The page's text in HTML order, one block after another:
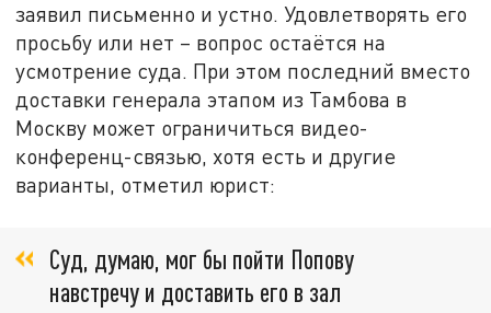
заявил письменно и устно. Удовлетворять его
просьбу или нет – вопрос остаётся на
усмотрение суда. При этом последний вместо
доставки генерала этапом из Тамбова в
Москву может ограничиться видео-
конференц-связью, хотя есть и другие
варианты, отметил юрист:
Суд, думаю, мог бы пойти Попову
навстречу и доставить его в зал